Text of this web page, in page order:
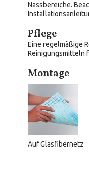
Nassbereiche.
Pflege
Eine regelmäßige
Reinigungsmitteln
Montage
Auf Glasfibernetz